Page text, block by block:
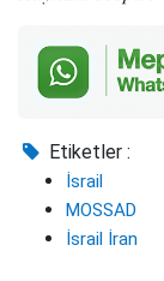
Etiketler :
İsrail
MOSSAD
İsrail İran